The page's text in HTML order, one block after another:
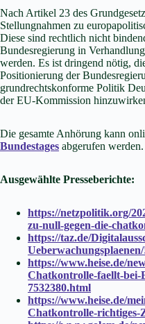
Nach Artikel 23 des
Stellungnahmen zu
Diese sind rechtlich nicht
Bundesregierung in
werden. Es ist dringend nötig,
Positionierung der
grundrechtskonforme Politik
der EU-Kommission
Die gesamte Anhörung kann
Bundestages abgerufen werden.
Ausgewählte Presseberichte:
https://netzpolitik.org/
zu-null-gegen-die-
https://taz.de/
https://www.heise.de/
Chatkontrolle-faellt-
7532380.html
https://www.heise.de/
Chatkontrolle-richtiges-